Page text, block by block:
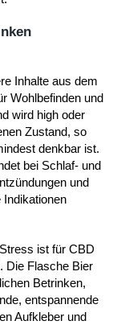
Inhalte aus dem
Wohlbefinden und
wird high oder
Zustand, so
denkbar ist.
bei Schlaf- und
und
Indikationen
ist für CBD
Die Flasche Bier
Betrinken,
entspannende
Aufkleber und